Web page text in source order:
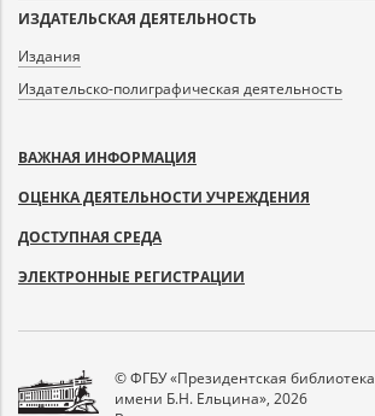
ИЗДАТЕЛЬСКАЯ ДЕЯТЕЛЬНОСТЬ
Издания
Издательско-полиграфическая деятельность
ВАЖНАЯ ИНФОРМАЦИЯ
ОЦЕНКА ДЕЯТЕЛЬНОСТИ УЧРЕЖДЕНИЯ
ДОСТУПНАЯ СРЕДА
ЭЛЕКТРОННЫЕ РЕГИСТРАЦИИ
© ФГБУ «Президентская библиотека
имени Б.Н. Ельцина», 2026